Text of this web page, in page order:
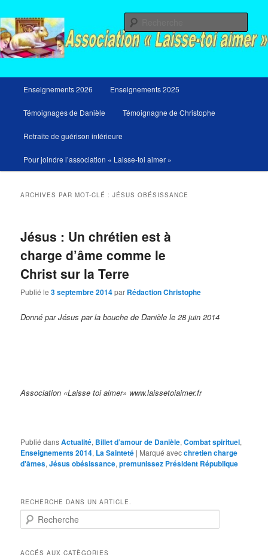
au
contenu
principal
au
contenu
secondaire
principal
Enseignements 2026 Enseignements 2025
Témoignages de Danièle Témoignagne de Christophe
Retraite de guérison intérieure
Pour joindre l’association « Laisse-toi aimer »
ARCHIVES PAR MOT-CLÉ :JÉSUS OBÉSISSANCE
Jésus : Un chrétien est à
charge d’âme comme le
Christ sur la Terre
Publié le3 septembre 2014par Rédaction Christophe
Donné par Jésus par la bouche de Danièle le 28 juin 2014
Association «Laisse toi aimer» www.laissetoiaimer.fr
Publié dansActualité, Billet d’amour de Danièle,Combat spirituel,
Enseignements 2014, La Sainteté | Marqué avecchretien charge
d'âmes,Jésus obésissance,premunissez Président République
RECHERCHE DANS UN ARTICLE.
e
h
ACCÉS AUX CATÈGORIES